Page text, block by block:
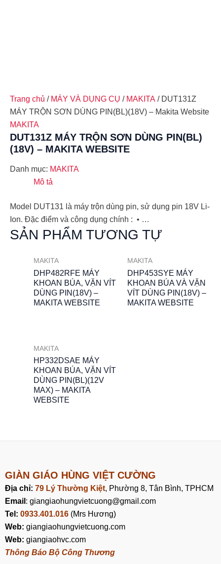
Trang chủ / MÁY VÀ DỤNG CỤ / MAKITA / DUT131Z
MÁY TRỘN SƠN DÙNG PIN(BL)(18V) – Makita Website
MAKITA
DUT131Z MÁY TRỘN SƠN DÙNG PIN(BL)
(18V) – MAKITA WEBSITE
Danh mục: MAKITA
Mô tả
Model DUT131 là máy trộn dùng pin, sử dụng pin 18V Li-
Ion. Đặc điểm và công dụng chính : • …
SẢN PHẨM TƯƠNG TỰ
MAKITA
DHP482RFE MÁY
KHOAN BÚA, VẶN VÍT
DÙNG PIN(18V) –
MAKITA WEBSITE
MAKITA
DHP453SYE MÁY
KHOAN BÚA VÀ VẶN
VÍT DÙNG PIN(18V) –
MAKITA WEBSITE
MAKITA
HP332DSAE MÁY
KHOAN BÚA, VẶN VÍT
DÙNG PIN(BL)(12V
MAX) – MAKITA
WEBSITE
GIÀN GIÁO HÙNG VIỆT CƯỜNG
Địa chỉ: 79 Lý Thường Kiệt, Phường 8, Tân Bình, TPHCM
Email : giangiaohungvietcuong@gmail.com
Tel: 0933.401.016 (Mrs Hương)
Web: giangiaohungvietcuong.com
Web: giangiaohvc.com
Thông Báo Bộ Công Thương